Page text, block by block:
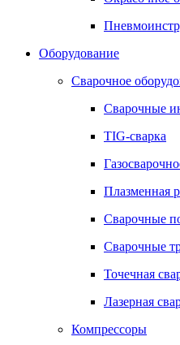
Оборудование
Сварочное
Сварочные
TIG-сварка
Плазменная
Сварочные
Сварочные
Точечная
Лазерная
Компрессоры